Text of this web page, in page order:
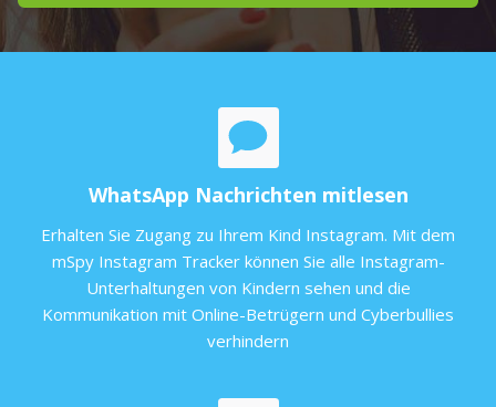
WhatsApp Nachrichten mitlesen
Erhalten Sie Zugang zu Ihrem Kind Instagram. Mit dem
mSpy Instagram Tracker können Sie alle Instagram-
Unterhaltungen von Kindern sehen und die
Kommunikation mit Online-Betrügern und Cyberbullies
verhindern